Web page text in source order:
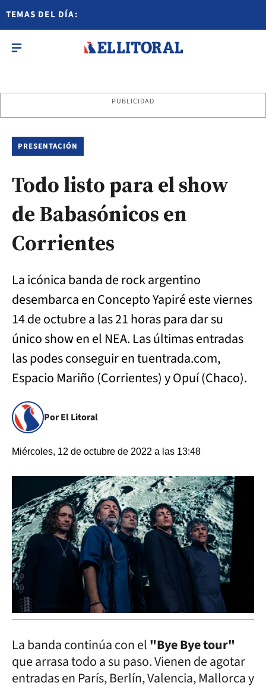
TEMAS DEL DÍA:
PUBLICIDAD
PRESENTACIÓN
Todo listo para el show
de Babasónicos en
Corrientes
La icónica banda de rock argentino
desembarca en Concepto Yapiré este viernes
14 de octubre a las 21 horas para dar su
único show en el NEA. Las últimas entradas
las podes conseguir en tuentrada.com,
Espacio Mariño (Corrientes) y Opuí (Chaco).
Por El Litoral
Miércoles, 12 de octubre de 2022 a las 13:48
La banda continúa con el"Bye Bye tour"
que arrasa todo a su paso. Vienen de agotar
entradas en París, Berlín, Valencia, Mallorca y